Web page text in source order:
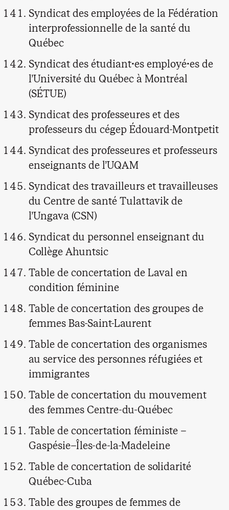
Syndicat des employées de la Fédération
interprofessionnelle de la santé du
Québec
Syndicat des étudiant·es employé·es de
l’Université du Québec à Montréal
(SÉTUE)
Syndicat des professeures et des
professeurs du cégep Édouard-Montpetit
Syndicat des professeures et professeurs
enseignants de l’UQAM
Syndicat des travailleurs et travailleuses
du Centre de santé Tulattavik de
l’Ungava (CSN)
Syndicat du personnel enseignant du
Collège Ahuntsic
Table de concertation de Laval en
condition féminine
Table de concertation des groupes de
femmes Bas-Saint-Laurent
Table de concertation des organismes
au service des personnes réfugiées et
immigrantes
Table de concertation du mouvement
des femmes Centre-du-Québec
Table de concertation féministe –
Gaspésie–Îles-de-la-Madeleine
Table de concertation de solidarité
Québec-Cuba
Table des groupes de femmes de